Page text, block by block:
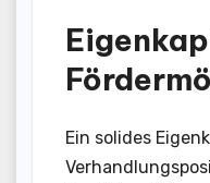
Ein solides